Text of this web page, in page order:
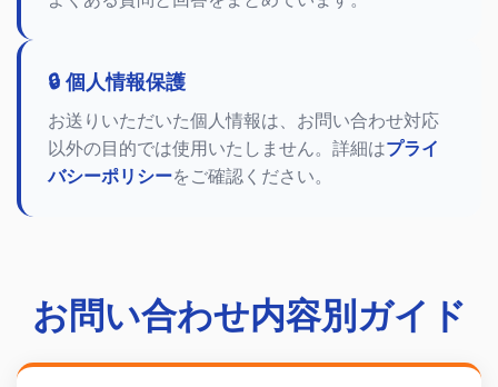
🔒 個人情報保護
お送りいただいた個人情報は、お問い合わせ対応
以外の目的では使用いたしません。詳細はプライ
バシーポリシーをご確認ください。
お問い合わせ内容別ガイド